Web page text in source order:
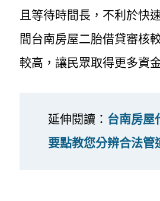
且等待時間長，不利於快
間台南房屋二胎借貸審核
較高，讓民眾取得更多資
延伸閱讀： 台南房屋
要點教您分辨合法管